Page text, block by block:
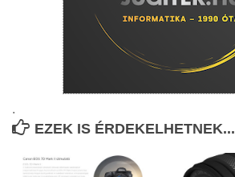
.
EZEK IS ÉRDEKELHETNEK...